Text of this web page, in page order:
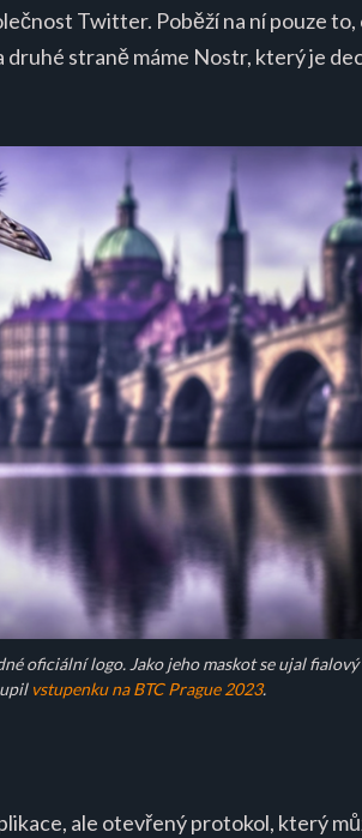
Twitter. Poběží na ní pouze
straně máme Nostr, který je
oficiální logo. Jako jeho maskot se ujal
vstupenku na BTC Prague 2023.
ale otevřený protokol, který